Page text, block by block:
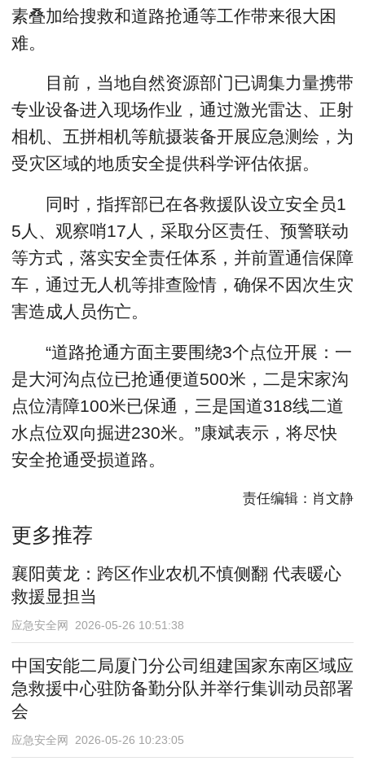
素叠加给搜救和道路抢通等工作带来很大困
难。
目前，当地自然资源部门已调集力量携带
专业设备进入现场作业，通过激光雷达、正射
相机、五拼相机等航摄装备开展应急测绘，为
受灾区域的地质安全提供科学评估依据。
同时，指挥部已在各救援队设立安全员1
5人、观察哨17人，采取分区责任、预警联动
等方式，落实安全责任体系，并前置通信保障
车，通过无人机等排查险情，确保不因次生灾
害造成人员伤亡。
“道路抢通方面主要围绕3个点位开展：一
是大河沟点位已抢通便道500米，二是宋家沟
点位清障100米已保通，三是国道318线二道
水点位双向掘进230米。”康斌表示，将尽快
安全抢通受损道路。
责任编辑：肖文静
更多推荐
襄阳黄龙：跨区作业农机不慎侧翻 代表暖心
救援显担当
应急安全网 2026-05-26 10:51:38
中国安能二局厦门分公司组建国家东南区域应
急救援中心驻防备勤分队并举行集训动员部署
会
应急安全网 2026-05-26 10:23:05